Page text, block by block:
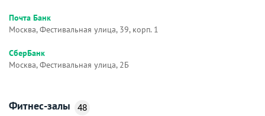
Почта Банк
Москва, Фестивальная улица, 39, корп. 1
СберБанк
Москва, Фестивальная улица, 2Б
Фитнес-залы 48